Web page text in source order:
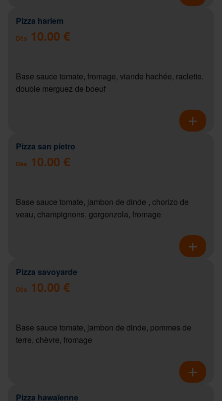
Pizza harlem
Dès 10.00 €
Base sauce tomate, fromage, viande hachée, raclette,
double merguez de boeuf
Pizza san pietro
Dès 10.00 €
Base sauce tomate, jambon de dinde , chorizo de
veau, champignons, gorgonzola, fromage
Pizza savoyarde
Dès 10.00 €
Base sauce tomate, jambon de dinde, pommes de
terre, chèvre, fromage
Pizza hawaïenne